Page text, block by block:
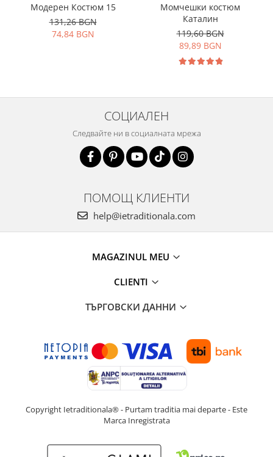
Модерен Костюм 15
131,26 BGN
74,84 BGN
Момчешки костюм
Каталин
119,60 BGN
89,89 BGN
СОЦИАЛЕН
Следвайте ни в социалната мрежа
ПОМОЩ КЛИЕНТИ
help@ietraditionala.com
MAGAZINUL MEU
CLIENTI
ТЪРГОВСКИ ДАННИ
Copyright Ietraditionala® - Purtam traditia mai departe - Este
Marca Inregistrata